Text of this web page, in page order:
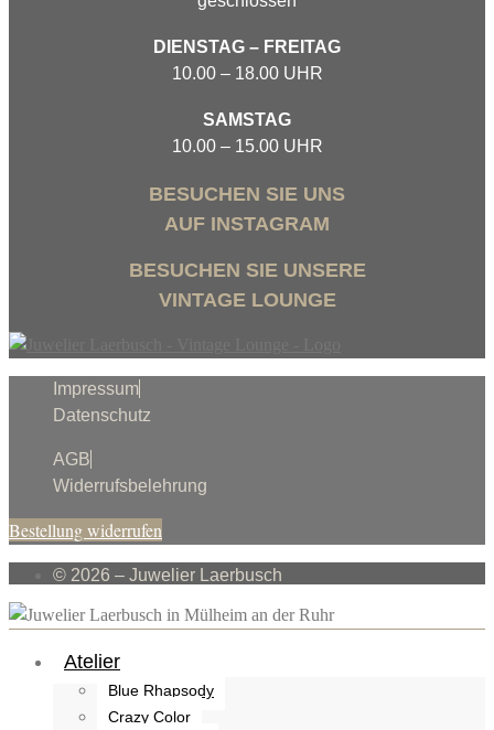
DIENSTAG – FREITAG
10.00 – 18.00 UHR
SAMSTAG
10.00 – 15.00 UHR
BESUCHEN SIE UNS
AUF INSTAGRAM
BESUCHEN SIE UNSERE
VINTAGE LOUNGE
Impressum
Datenschutz
AGB
Widerrufsbelehrung
Bestellung widerrufen
© 2026 – Juwelier Laerbusch
Atelier
Blue Rhapsody
Crazy Color